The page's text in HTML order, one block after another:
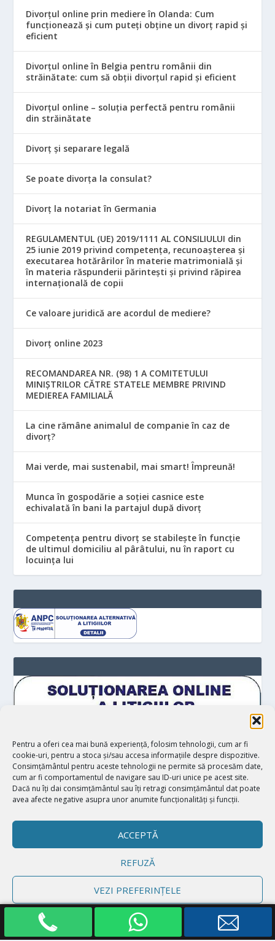
Pentru a oferi cea mai bună experiență, folosim tehnologii, cum ar fi
cookie-uri, pentru a stoca și/sau accesa informațiile despre dispozitive.
Consimțământul pentru aceste tehnologii ne permite să procesăm date,
cum ar fi comportamentul de navigare sau ID-uri unice pe acest site.
Dacă nu îți dai consimțământul sau îți retragi consimțământul dat poate
avea afecte negative asupra unor anumite funcționalități și funcții.
ACCEPTĂ
REFUZĂ
VEZI PREFERINȚELE
Politică cookie-uri Declarație de confidențialitate Impressum
Divorțul online prin mediere în Olanda: Cum
funcționează și cum puteți obține un divorț rapid și
eficient
Divorțul online în Belgia pentru românii din
străinătate: cum să obții divorțul rapid și eficient
Divorțul online – soluția perfectă pentru românii
din străinătate
Divorț și separare legală
Se poate divorța la consulat?
Divorț la notariat în Germania
REGULAMENTUL (UE) 2019/1111 AL CONSILIULUI din
25 iunie 2019 privind competența, recunoașterea și
executarea hotărârilor în materie matrimonială și
în materia răspunderii părintești și privind răpirea
internațională de copii
Ce valoare juridică are acordul de mediere?
Divorț online 2023
RECOMANDAREA NR. (98) 1 A COMITETULUI
MINIŞTRILOR CĂTRE STATELE MEMBRE PRIVIND
MEDIEREA FAMILIALĂ
La cine rămâne animalul de companie în caz de
divorț?
Mai verde, mai sustenabil, mai smart! Împreună!
Munca în gospodărie a soției casnice este
echivalată în bani la partajul după divorț
Competența pentru divorț se stabilește în funcție
de ultimul domiciliu al pârâtului, nu în raport cu
locuinţa lui
Proiectat deElegant Themes| Realizat deWordPress